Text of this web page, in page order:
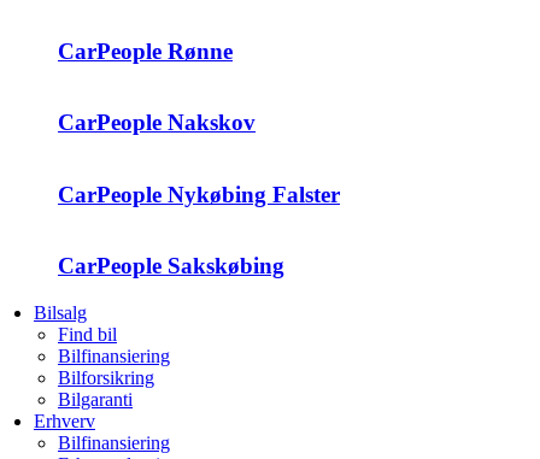
CarPeople Rønne
CarPeople Nakskov
CarPeople Nykøbing Falster
CarPeople Sakskøbing
Bilsalg
Find bil
Bilfinansiering
Bilforsikring
Bilgaranti
Erhverv
Bilfinansiering